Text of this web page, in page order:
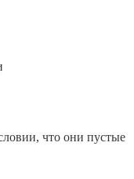
что они пустые